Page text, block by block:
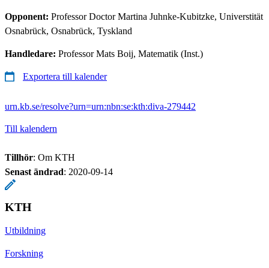
Opponent: Professor Doctor Martina Juhnke-Kubitzke, Universtität
Osnabrück, Osnabrück, Tyskland
Handledare: Professor Mats Boij, Matematik (Inst.)
Exportera till kalender
urn.kb.se/resolve?urn=urn:nbn:se:kth:diva-279442
Till kalendern
Tillhör: Om KTH
Senast ändrad: 2020-09-14
KTH
Utbildning
Forskning